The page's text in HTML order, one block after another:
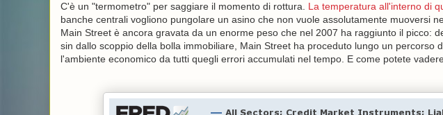
C'è un "termometro" per saggiare il momento di rottura. La temperatura all'interno di
banche centrali vogliono pungolare un asino che non vuole assolutamente muoversi
Main Street è ancora gravata da un enorme peso che nel 2007 ha raggiunto il picco:
sin dallo scoppio della bolla immobiliare, Main Street ha proceduto lungo un percorso
l'ambiente economico da tutti quegli errori accumulati nel tempo. E come potete